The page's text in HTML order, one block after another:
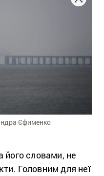
Єфименко
його словами, не
Головним для неї